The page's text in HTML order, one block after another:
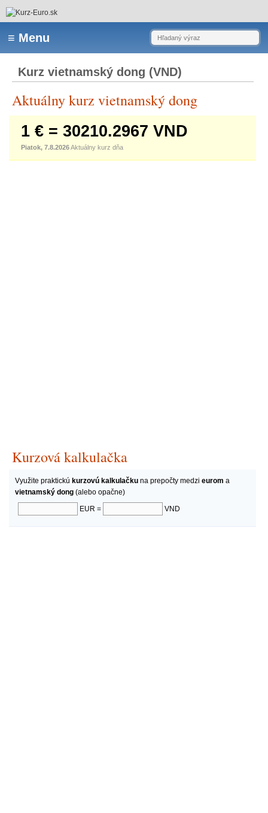
Kurz vietnamský dong (VND)
Aktuálny kurz vietnamský dong
1 € = 30210.2967 VND
Piatok, 7.8.2026Aktuálny kurz dňa
Kurzová kalkulačka
Využite praktickú kurzovú kalkulačku na prepočty medzi eurom a
vietnamský dong (alebo opačne)
EUR =
VND